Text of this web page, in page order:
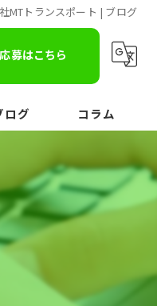
MTトランスポート | ブログ
募はこちら
ログ コラム